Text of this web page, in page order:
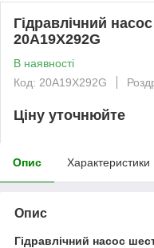
Гідравлічний
20A19X292G
В наявності
Код: 20A19X292G
Ціну уточнюйте
Опис Характеристики
Опис
Гідравлічний насос